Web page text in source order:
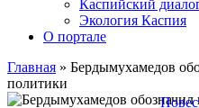
Каспийский
Экология Каспия
О портале
Главная » Бердымухамедов
политики